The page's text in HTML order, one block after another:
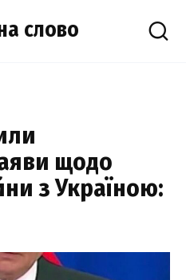
слово
щодо
з Україною: